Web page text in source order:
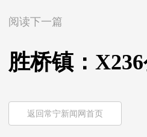
阅读下一篇
胜桥镇：
返回常宁新闻网首页